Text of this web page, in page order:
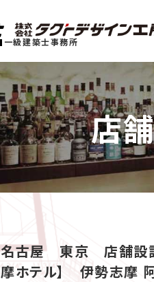
一級建築士事務所
店
名古屋 東京 店舗設
摩ホテル】 伊勢志